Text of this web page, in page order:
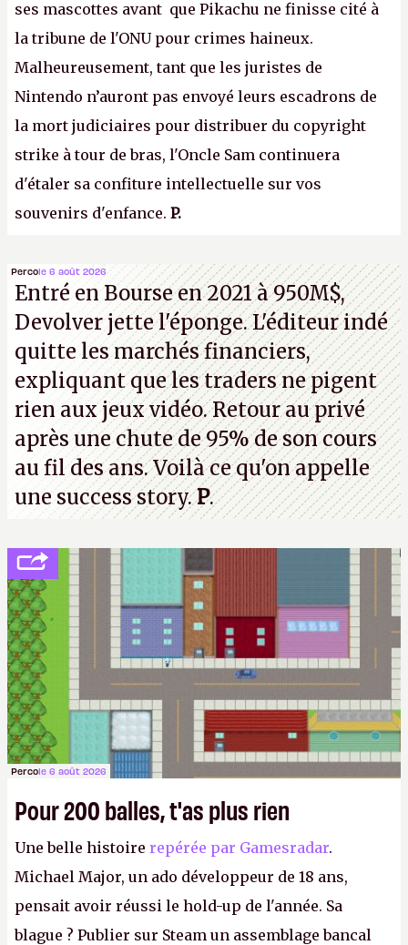
ses mascottes avant que Pikachu ne finisse cité à
la tribune de l'ONU pour crimes haineux.
Malheureusement, tant que les juristes de
Nintendo n’auront pas envoyé leurs escadrons de
la mort judiciaires pour distribuer du copyright
strike à tour de bras, l'Oncle Sam continuera
d'étaler sa confiture intellectuelle sur vos
souvenirs d'enfance. P.
Percole 6 août 2026
Entré en Bourse en 2021 à 950M$,
Devolver jette l'éponge. L'éditeur indé
quitte les marchés financiers,
expliquant que les traders ne pigent
rien aux jeux vidéo. Retour au privé
après une chute de 95% de son cours
au fil des ans. Voilà ce qu'on appelle
une success story.P.
Percole 6 août 2026
Pour 200 balles, t'as plus rien
Une belle histoire repérée par Gamesradar.
Michael Major, un ado développeur de 18 ans,
pensait avoir réussi le hold-up de l'année. Sa
blague ? Publier sur Steam un assemblage bancal